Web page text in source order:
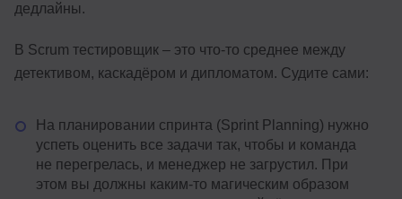
дедлайны.
В Scrum тестировщик – это что-то среднее между
детективом, каскадёром и дипломатом. Судите сами:
На планировании спринта (Sprint Planning) нужно
успеть оценить все задачи так, чтобы и команда
не перегрелась, и менеджер не загрустил. При
этом вы должны каким-то магическим образом